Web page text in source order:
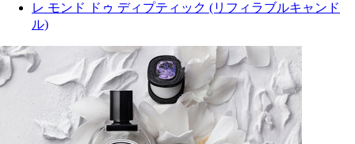
レ モンド ドゥ ディプティック (リフィラブルキャンド
ル)